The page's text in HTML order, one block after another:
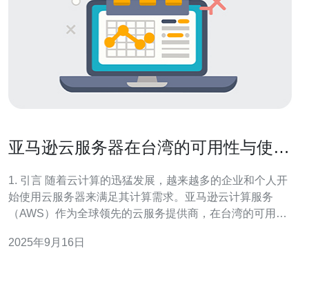
亚马逊云服务器在台湾的可用性与使用
1. 引言 随着云计算的迅猛发展，越来越多的企业和个人开
始使用云服务器来满足其计算需求。亚马逊云计算服务
（AWS）作为全球领先的云服务提供商，在台湾的可用性
器在台湾的可用性、性能表现及用户体验。 2. 亚马逊云服
2025年9月16日